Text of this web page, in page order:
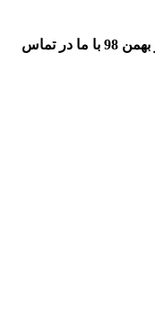
برای آگاهی از قیمت تورهای نوروزی در بهمن 98 با ما در تماس